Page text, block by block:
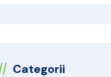
Categorii